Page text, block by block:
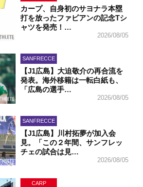
カープ、自身初のサヨナラ本塁
打を放ったファビアンの記念Tシ
ャツを発売！…
2026/08/05
SANFRECCE
【J1広島】大迫敬介の再合流を
発表。海外移籍は一転白紙も、
「広島の選手…
2026/08/05
SANFRECCE
【J1広島】川村拓夢が加入会
見。「この２年間、サンフレッ
チェの試合は見…
2026/08/05
CARP